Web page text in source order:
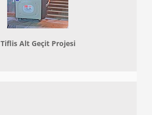
Tiflis Alt Geçit Projesi